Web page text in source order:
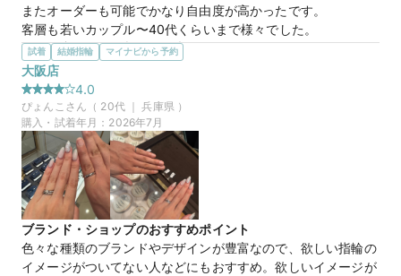
商品名 アルストロメリア
価格帯 35万円
マイナビ限定 来店特典
この店舗のおすすめ特典情報
WEB来店予約で、マイナビとBIJOUPIKOから ¥16,000分の電子マ
ネー＆金券プレゼント！
またオーダーも可能でかなり自由度が高かったです。
客層も若いカップル〜40代くらいまで様々でした。
選んだ商品を気に入った理由
結婚指輪っぽくないところ
レースのようなデザインで一目惚れでした
ダイヤのカットも選択できるので雰囲気も変えれそうです
素材も種類から選べました。
各素材のサンプルか写真があればよかったかな。
とにかく可愛かったです。
商品名 EITO Dairy
価格帯 25万円
試着 結婚指輪 マイナビから予約
大阪店
4.0
ぴょんこ さん（ 20代 ｜兵庫県 ）
購入・試着年月： 2026年7月
ブランド・ショップのおすすめポイント
色々な種類のブランドやデザインが豊富なので、欲しい指輪の
イメージがついてない人などにもおすすめ。欲しいイメージが